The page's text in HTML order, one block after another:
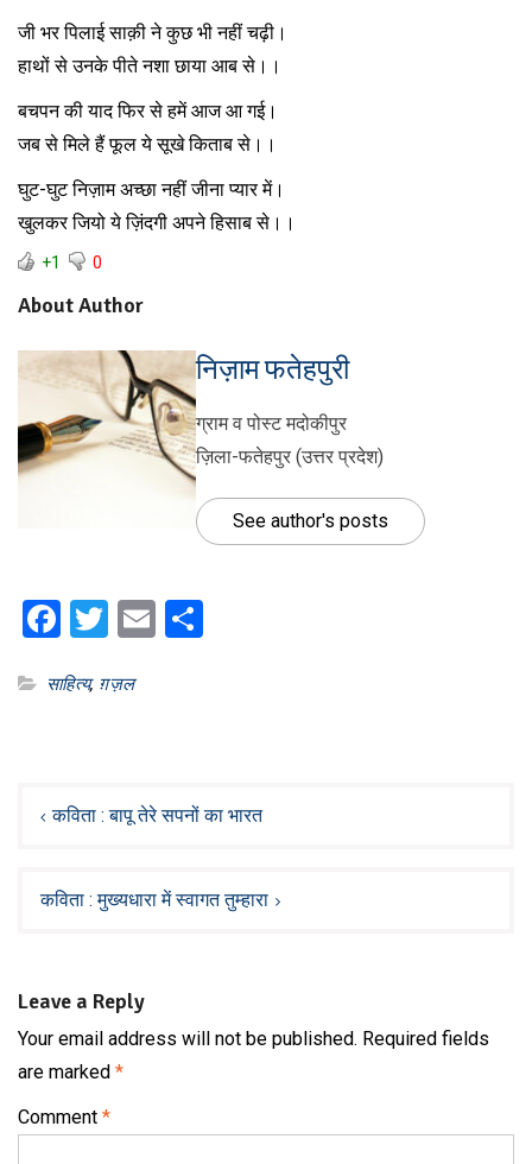
जी भर पिलाई साक़ी ने कुछ भी नहीं चढ़ी।
हाथों से उनके पीते नशा छाया आब से।।
बचपन की याद फिर से हमें आज आ गई।
जब से मिले हैं फूल ये सूखे किताब से।।
घुट-घुट निज़ाम अच्छा नहीं जीना प्यार में।
खुलकर जियो ये ज़िंदगी अपने हिसाब से।।
+1 0
About Author
निज़ाम फतेहपुरी
ग्राम व पोस्ट मदोकीपुर
ज़िला-फतेहपुर (उत्तर प्रदेश)
See author's posts
Facebook
Twitter
Email
साहित्य, ग़ज़ल
navigation
कविता : बापू तेरे सपनों का भारत
कविता : मुख्यधारा में स्वागत तुम्हारा
Leave a Reply
Your email address will not be published. Required fields
are marked *
Comment *